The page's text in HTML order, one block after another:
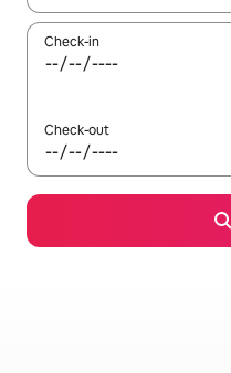
Check-in
Check-out